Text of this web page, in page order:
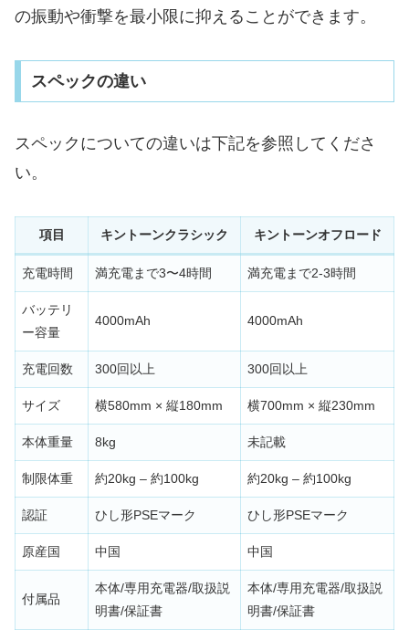
の振動や衝撃を最小限に抑えることができます。
スペックの違い
スペックについての違いは下記を参照してくださ
い。
項目 キントーンクラシック キントーンオフロード
充電時間 満充電まで3〜4時間 満充電まで2-3時間
バッテリ
ー容量
4000mAh 4000mAh
充電回数 300回以上 300回以上
サイズ 横580mm × 縦180mm 横700mm × 縦230mm
本体重量 8kg 未記載
制限体重 約20kg – 約100kg 約20kg – 約100kg
認証 ひし形PSEマーク ひし形PSEマーク
原産国 中国 中国
付属品
本体/専用充電器/取扱説
明書/保証書
本体/専用充電器/取扱説
明書/保証書